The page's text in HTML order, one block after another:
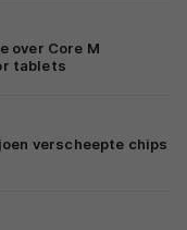
over Core M
tablets
verscheepte chips